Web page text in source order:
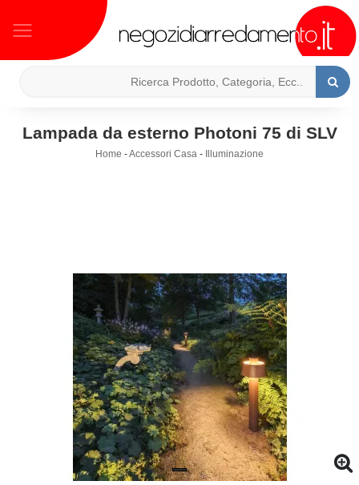
Lampada da esterno Photoni 75 di SLV
Home -Accessori Casa - Illuminazione